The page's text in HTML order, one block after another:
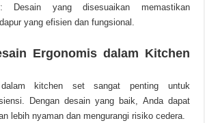
: Desain yang disesuaikan memastikan
yang efisien dan fungsional.
Ergonomis dalam Kitchen
dalam kitchen set sangat penting untuk
Dengan desain yang baik, Anda dapat
lebih nyaman dan mengurangi risiko cedera.